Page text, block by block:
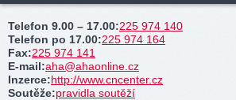
Telefon 9.00 – 17.00:225 974 140
Telefon po 17.00:225 974 164
Fax:225 974 141
E-mail:aha@ahaonline.cz
Inzerce:http://www.cncenter.cz
Soutěže:pravidla soutěží